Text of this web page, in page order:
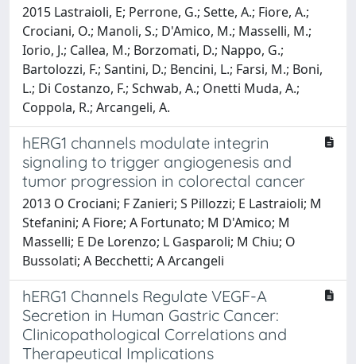
2015 Lastraioli, E; Perrone, G.; Sette, A.; Fiore, A.;
Crociani, O.; Manoli, S.; D'Amico, M.; Masselli, M.;
Iorio, J.; Callea, M.; Borzomati, D.; Nappo, G.;
Bartolozzi, F.; Santini, D.; Bencini, L.; Farsi, M.; Boni,
L.; Di Costanzo, F.; Schwab, A.; Onetti Muda, A.;
Coppola, R.; Arcangeli, A.
hERG1 channels modulate integrin
signaling to trigger angiogenesis and
tumor progression in colorectal cancer
2013 O Crociani; F Zanieri; S Pillozzi; E Lastraioli; M
Stefanini; A Fiore; A Fortunato; M D'Amico; M
Masselli; E De Lorenzo; L Gasparoli; M Chiu; O
Bussolati; A Becchetti; A Arcangeli
hERG1 Channels Regulate VEGF-A
Secretion in Human Gastric Cancer:
Clinicopathological Correlations and
Therapeutical Implications